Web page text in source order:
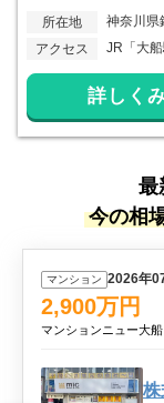
所在地
神奈川県
アクセス
JR「大
詳しく
最
今の相
マンション 2026年
2,900万円
マンションニュー大船
株